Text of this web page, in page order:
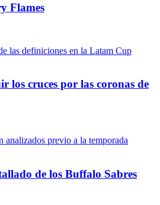
Flames
los cruces por las coronas de
de los Buffalo Sabres